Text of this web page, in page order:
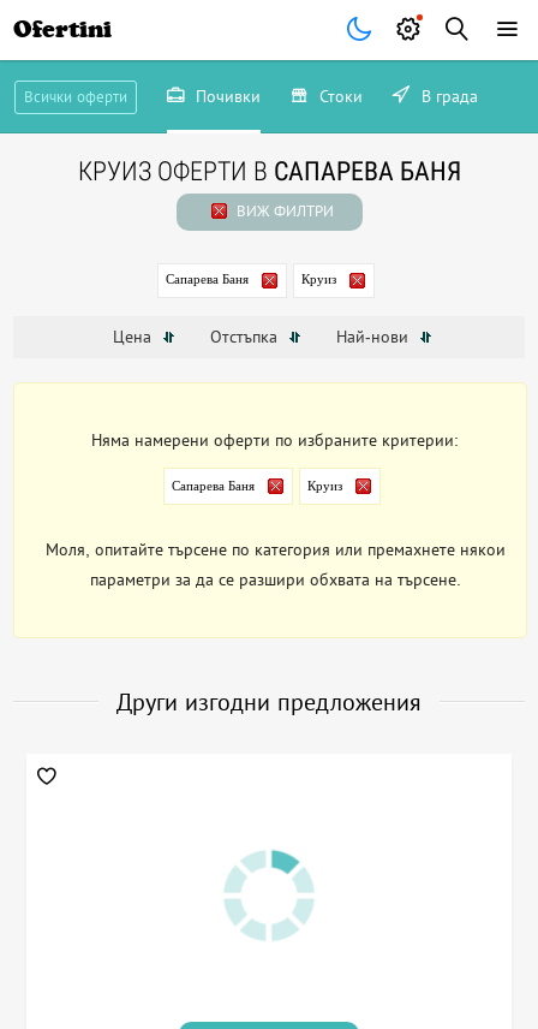
Ofertini
Всички оферти Почивки Стоки В града
КРУИЗ ОФЕРТИ В САПАРЕВА БАНЯ
ВИЖ ФИЛТРИ
Сапарева Баня Круиз
Цена Отстъпка Най-нови
Няма намерени оферти по избраните критерии:
Сапарева Баня Круиз
Моля, опитайте търсене по категория или премахнете някои
параметри за да се разшири обхвата на търсене.
Други изгодни предложения